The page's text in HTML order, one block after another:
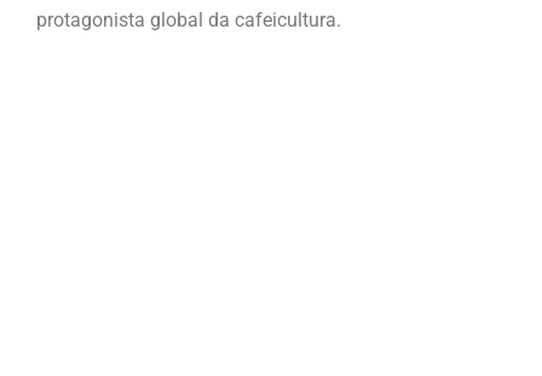
protagonista global da cafeicultura.